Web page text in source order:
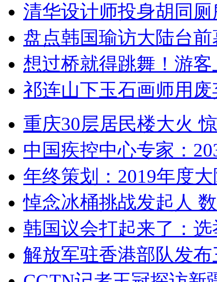
清华设计师投身胡同
盘点韩国瑜访大陆台
想过桥就得跳舞！游客
祁连山下玉石画师用
重庆30层居民楼大火
中国疾控中心专家：
年终策划：2019年度
悼念冰桶挑战发起人
韩国议会打起来了：
解放军驻香港部队发